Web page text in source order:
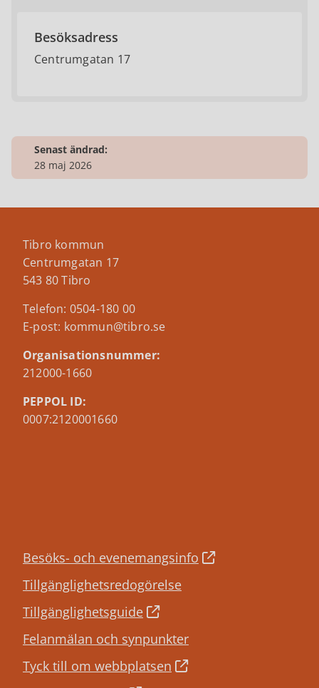
Besöksadress
Centrumgatan 17
Senast ändrad:
28 maj 2026
Tibro kommun
Centrumgatan 17
543 80 Tibro
Telefon: 0504-180 00
E-post: kommun@tibro.se
Organisationsnummer:
212000-1660
PEPPOL ID:
0007:2120001660
Besöks- och evenemangsinfo
Tillgänglighetsredogörelse
Tillgänglighetsguide
Felanmälan och synpunkter
Tyck till om webbplatsen